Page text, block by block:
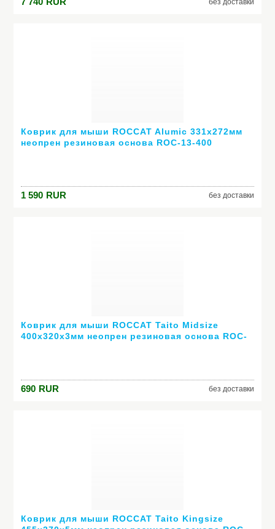
без доставки
Коврик для мыши ROCCAT Alumic 331x272мм
неопрен резиновая основа ROC-13-400
1 590 RUR без доставки
Коврик для мыши ROCCAT Taito Midsize
400х320х3мм неопрен резиновая основа ROC-
690 RUR без доставки
Коврик для мыши ROCCAT Taito Kingsize